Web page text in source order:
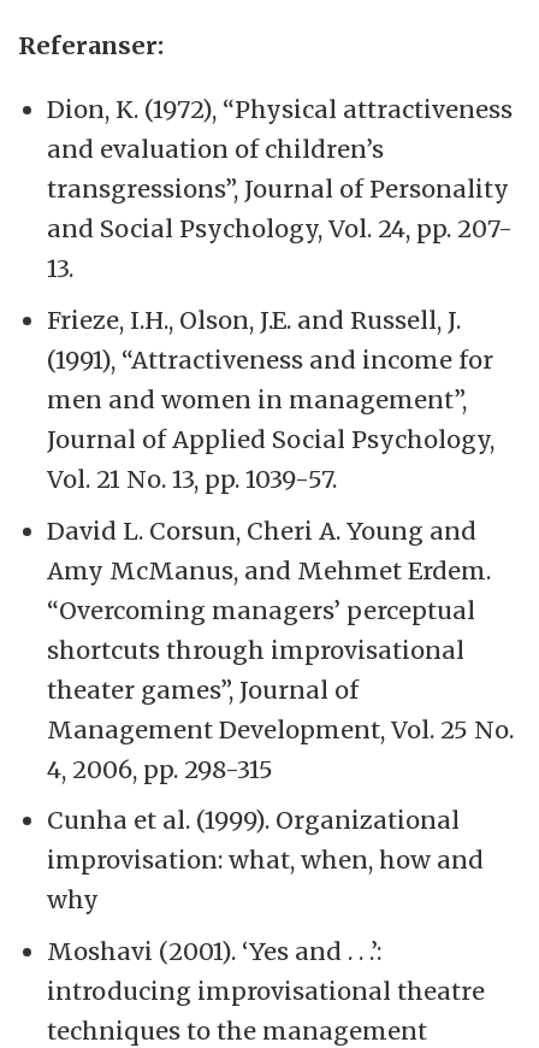
Referanser:
Dion, K. (1972), “Physical attractiveness
and evaluation of children’s
transgressions”, Journal of Personality
and Social Psychology, Vol. 24, pp. 207-
13.
Frieze, I.H., Olson, J.E. and Russell, J.
(1991), “Attractiveness and income for
men and women in management”,
Journal of Applied Social Psychology,
Vol. 21 No. 13, pp. 1039-57.
David L. Corsun, Cheri A. Young and
Amy McManus, and Mehmet Erdem.
“Overcoming managers’ perceptual
shortcuts through improvisational
theater games”, Journal of
Management Development, Vol. 25 No.
4, 2006, pp. 298-315
Cunha et al. (1999). Organizational
improvisation: what, when, how and
why
Moshavi (2001). ‘Yes and . . .’:
introducing improvisational theatre
techniques to the management